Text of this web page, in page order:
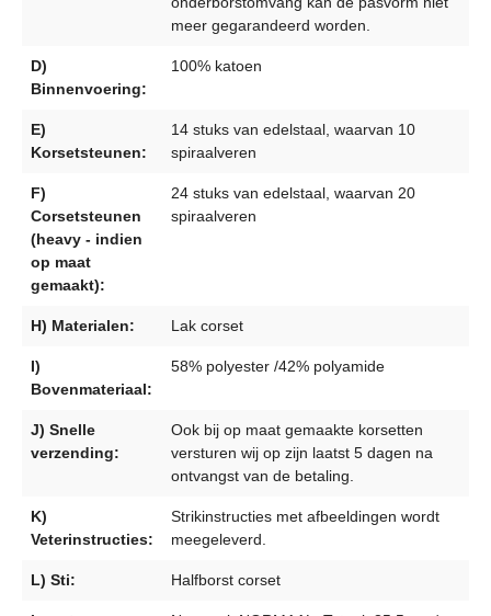
meer gegarandeerd worden.
D)
Binnenvoering:
100% katoen
E)
Korsetsteunen:
14 stuks van edelstaal, waarvan 10
spiraalveren
F)
Corsetsteunen
(heavy - indien
op maat
gemaakt):
24 stuks van edelstaal, waarvan 20
spiraalveren
H) Materialen: Lak corset
I)
Bovenmateriaal:
58% polyester /42% polyamide
J) Snelle
verzending:
Ook bij op maat gemaakte korsetten
versturen wij op zijn laatst 5 dagen na
ontvangst van de betaling.
K)
Veterinstructies:
Strikinstructies met afbeeldingen wordt
meegeleverd.
L) Sti: Halfborst corset